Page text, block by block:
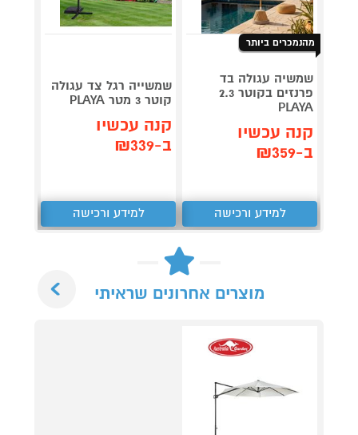
מהנמכרים ביותר
שמשיה עגולה בד
פרנזים בקוטר 2.3
PLAYA
קנה עכשיו
ב-₪359
למידע ורכישה
שמשייה רגל צד עגולה
קוטר 3 מטר PLAYA
קנה עכשיו
ב-₪339
למידע ורכישה
מוצרים אחרונים שראיתי